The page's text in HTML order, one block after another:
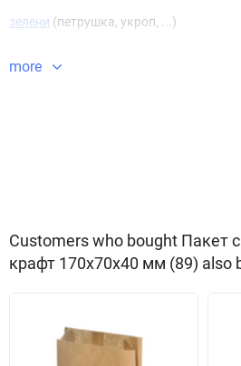
зелени (петрушка, укроп, ...)
more
Customers who bought Пакет
крафт 170x70x40 мм (89) also